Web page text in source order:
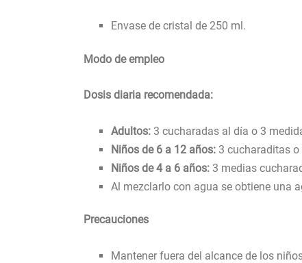
Envase de cristal de 250 ml.
Modo de empleo
Dosis diaria recomendada:
Adultos: 3 cucharadas al día o 3
Niños de 6 a 12 años: 3 cucharaditas
Niños de 4 a 6 años: 3 medias
Al mezclarlo con agua se obtiene una
Precauciones
Mantener fuera del alcance de los